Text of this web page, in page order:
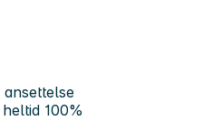
ansettelse
heltid 100%